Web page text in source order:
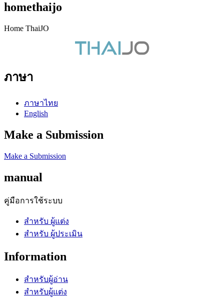
homethaijo
Home ThaiJO
ภาษา
ภาษาไทย
English
Make a Submission
Make a Submission
manual
คู่มือการใช้ระบบ
สำหรับ ผู้แต่ง
สำหรับ ผู้ประเมิน
Information
สำหรับผู้อ่าน
สำหรับผู้แต่ง